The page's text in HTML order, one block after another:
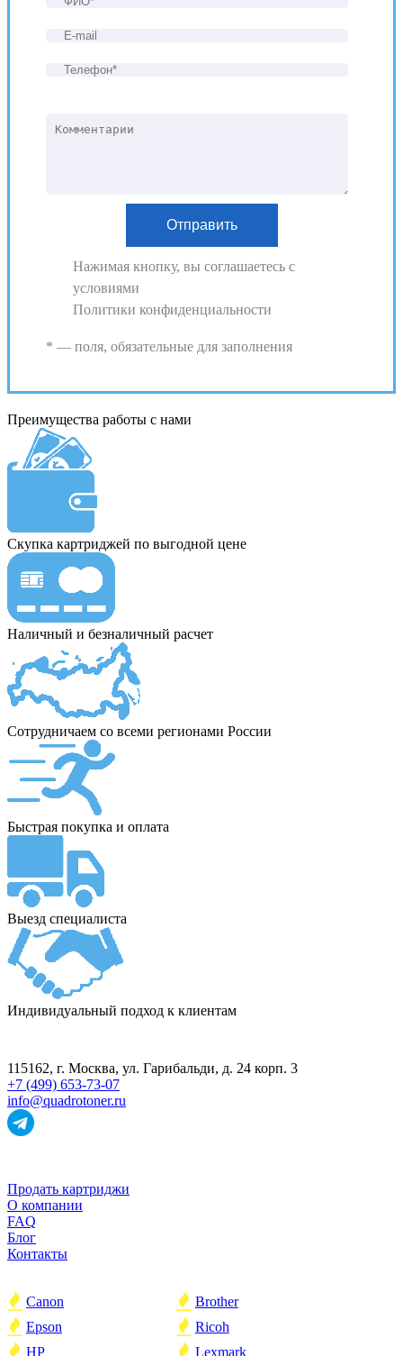
Нажимая кнопку, вы соглашаетесь с
условиями
Политики конфиденциальности
* — поля, обязательные для заполнения
Преимущества работы с нами
Скупка картриджей по выгодной цене
Наличный и безналичный расчет
Сотрудничаем со всеми регионами России
Быстрая покупка и оплата
Выезд специалиста
Индивидуальный подход к клиентам
115162, г. Москва, ул. Гарибальди, д. 24 корп. 3
+7 (499) 653-73-07
info@quadrotoner.ru
Продать картриджи
О компании
FAQ
Блог
Контакты
Canon
Brother
Epson
Ricoh
HP
Lexmark